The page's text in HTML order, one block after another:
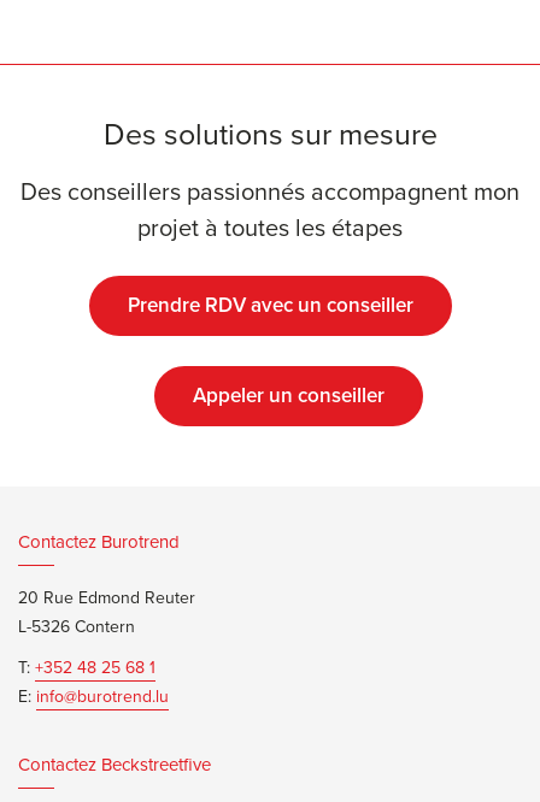
Des solutions sur mesure
Des conseillers passionnés accompagnent mon
projet à toutes les étapes
Prendre RDV avec un conseiller
Appeler un conseiller
Contactez Burotrend
20 Rue Edmond Reuter
L-5326 Contern
T:+352 48 25 68 1
E: info@burotrend.lu
Contactez Beckstreetfive